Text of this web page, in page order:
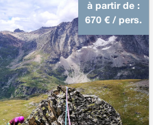
à partir de :
670 € / pers.